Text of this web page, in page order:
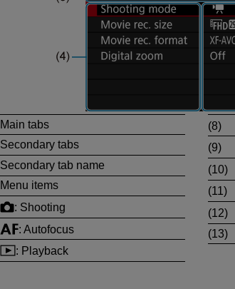
Main tabs
Secondary tabs
Secondary tab name
Menu items
: Shooting
: Autofocus
: Playback
(8)
(9)
(10)
(11)
(12)
(13)